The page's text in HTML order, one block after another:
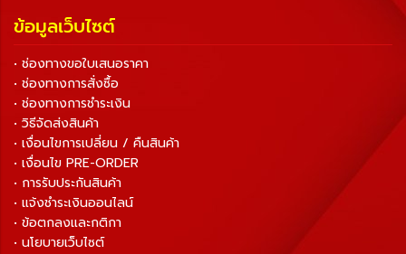
ข้อมูลเว็บไซต์
• ช่องทางขอใบเสนอราคา
• ช่องทางการสั่งซื้อ
• ช่องทางการชำระเงิน
• วิธีจัดส่งสินค้า
• เงื่อนไขการเปลี่ยน / คืนสินค้า
• เงื่อนไข PRE-ORDER
• การรับประกันสินค้า
• แจ้งชำระเงินออนไลน์
• ข้อตกลงและกติกา
• นโยบายเว็บไซต์